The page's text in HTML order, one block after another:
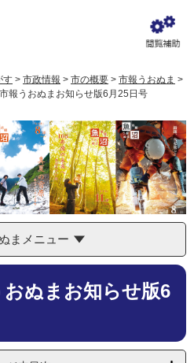
す > 市政情報 > 市の概要 > 市報うおぬま >
報うおぬまお知らせ版6月25日号
まメニュー
ぬまお知らせ版6